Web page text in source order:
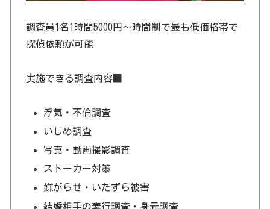
調査員1名1時間5000円～時間制で最も低価格帯で
探偵依頼が可能
実施できる調査内容■
浮気・不倫調査
いじめ調査
写真・動画撮影調査
ストーカー対策
嫌がらせ・いたずら被害
結婚相手の素行調査・身元調査